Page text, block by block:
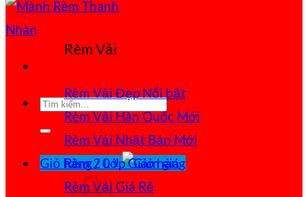
Tìm
kiếm:
Giỏ hàng /0₫
Rèm Vải
Rèm Vải Đẹp
Rèm Vải Hàn Quốc
Rèm Vải Nhật Bản
Rèm 2 Lớp
Rèm Vải Giá Rẻ